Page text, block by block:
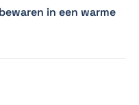
in een warme